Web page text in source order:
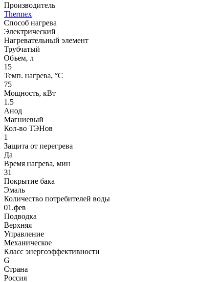
Производитель
Thermex
Способ нагрева
Электрический
Нагревательный элемент
Трубчатый
Объем, л
15
Темп. нагрева, °С
75
Мощность, кВт
1.5
Анод
Магниевый
Кол-во ТЭНов
1
Защита от перегрева
Да
Время нагрева, мин
31
Покрытие бака
Эмаль
Количество потребителей воды
01.фев
Подводка
Верхняя
Управление
Механическое
Класс энергоэффективности
G
Страна
Россия